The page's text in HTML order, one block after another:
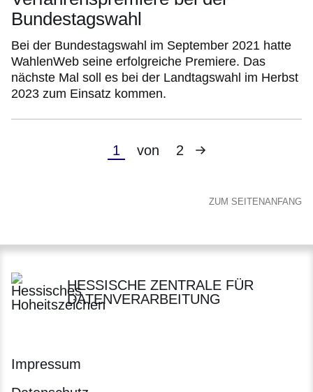
Bundestagswahl
Bei der Bundestagswahl im September 2021 hatte
WahlenWeb seine erfolgreiche Premiere. Das
nächste Mal soll es bei der Landtagswahl im Herbst
2023 zum Einsatz kommen.
Aktuelle
1 von 2
Nächste
ZUM SEITENANFANG
HESSISCHE ZENTRALE FÜR
DATENVERARBEITUNG
Impressum